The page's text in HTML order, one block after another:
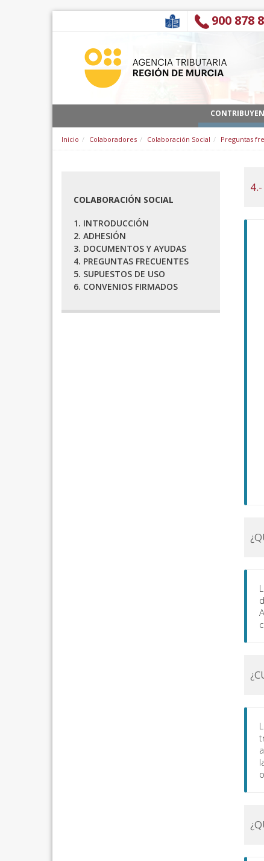
900 878
Inicio Colaboradores Colaboración Social Preguntas
COLABORACIÓN SOCIAL
1. INTRODUCCIÓN
2. ADHESIÓN
3. DOCUMENTOS Y AYUDAS
4. PREGUNTAS FRECUENTES
5. SUPUESTOS DE USO
6. CONVENIOS FIRMADOS